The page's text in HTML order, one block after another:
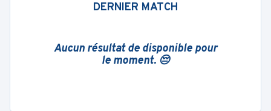
DERNIER MATCH
Aucun résultat de disponible pour
le moment. 😔